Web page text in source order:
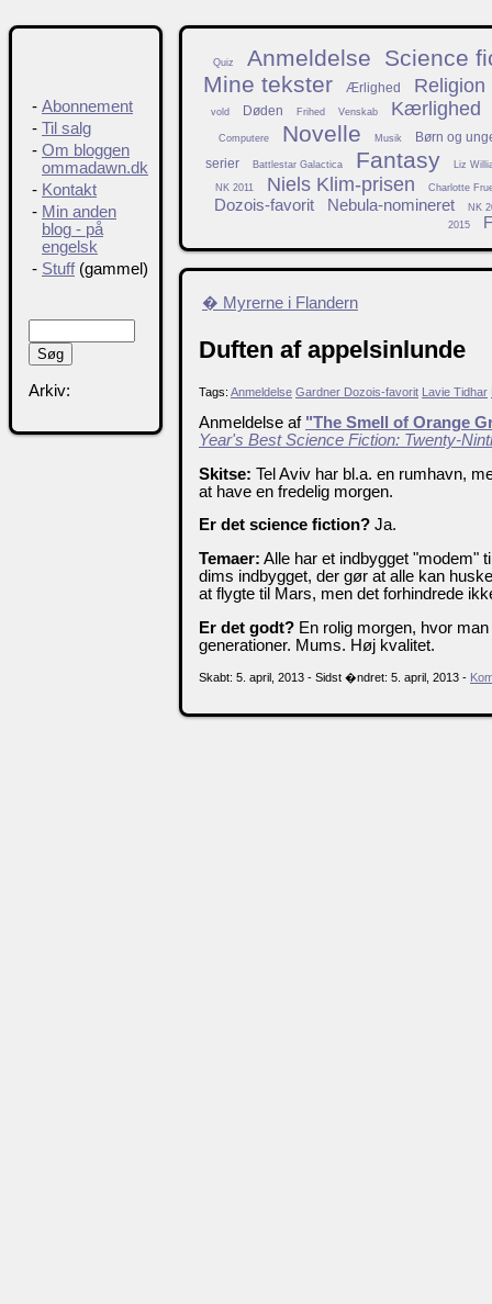
Quiz Anmeldelse
Science
Mine tekster
Ærlighed Religion
vold Døden Frihed Venskab Kærlighed
Computere Novelle Musik
Børn og
serier
Battlestar Galactica Fantasy Liz
NK 2011 Niels Klim-prisen Charlotte
Dozois-favorit Nebula-nomineret
NK
2015
� Myrerne i Flandern
Duften af appelsinlunde
Tags: Anmeldelse Gardner Dozois-favorit Lavie Tidhar
Anmeldelse af "The Smell of Orange
Year's Best Science Fiction: Twenty-
Skitse: Tel Aviv har bl.a. en rumhavn,
at have en fredelig morgen.
Er det science fiction? Ja.
Temaer: Alle har et indbygget "modem"
dims indbygget, der gør at alle kan
at flygte til Mars, men det forhindrede
Er det godt? En rolig morgen, hvor
generationer. Mums. Høj kvalitet.
Skabt: 5. april, 2013 - Sidst �ndret: 5. april, 2013 -
- Abonnement
- Til salg
- Om bloggen
ommadawn.dk
- Kontakt
- Min anden
blog - på
engelsk
- Stuff(gammel)
Arkiv: